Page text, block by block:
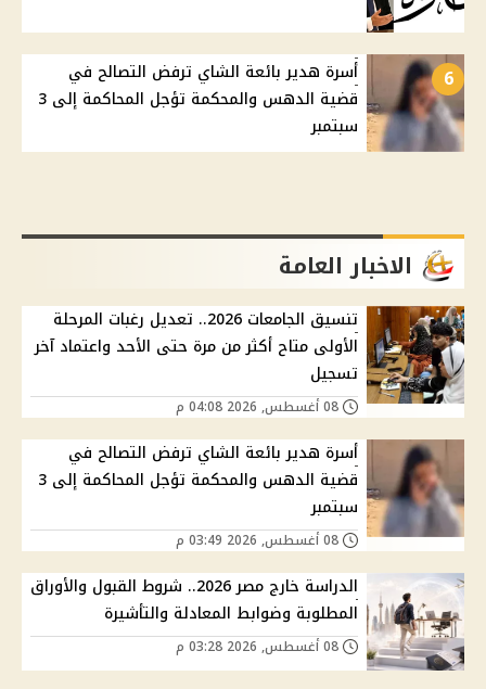
6
أسرة هدير بائعة الشاي ترفض التصالح في
قضية الدهس والمحكمة تؤجل المحاكمة إلى 3
سبتمبر
الاخبار العامة
تنسيق الجامعات 2026.. تعديل رغبات المرحلة
الأولى متاح أكثر من مرة حتى الأحد واعتماد آخر
تسجيل
أسرة هدير بائعة الشاي ترفض التصالح في
قضية الدهس والمحكمة تؤجل المحاكمة إلى 3
سبتمبر
الدراسة خارج مصر 2026.. شروط القبول والأوراق
المطلوبة وضوابط المعادلة والتأشيرة